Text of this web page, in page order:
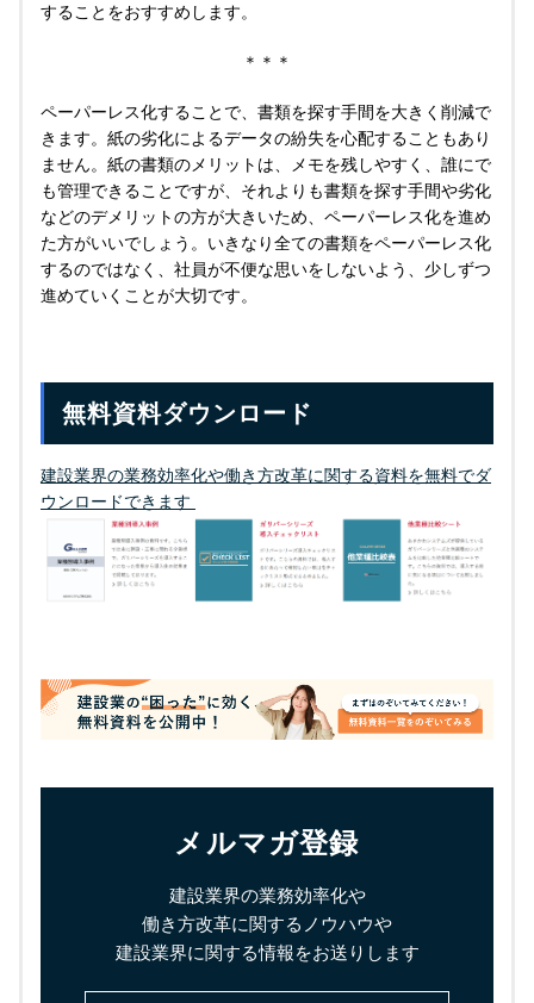
することをおすすめします。
＊＊＊
ペーパーレス化することで、書類を探す手間を大きく削減で
きます。紙の劣化によるデータの紛失を心配することもあり
ません。紙の書類のメリットは、メモを残しやすく、誰にで
も管理できることですが、それよりも書類を探す手間や劣化
などのデメリットの方が大きいため、ペーパーレス化を進め
た方がいいでしょう。いきなり全ての書類をペーパーレス化
するのではなく、社員が不便な思いをしないよう、少しずつ
進めていくことが大切です。
無料資料ダウンロード
建設業界の業務効率化や働き⽅改⾰に関する資料を無料でダ
ウンロードできます
メルマガ登録
建設業界の業務効率化や
働き方改革に関するノウハウや
建設業界に関する情報をお送りします